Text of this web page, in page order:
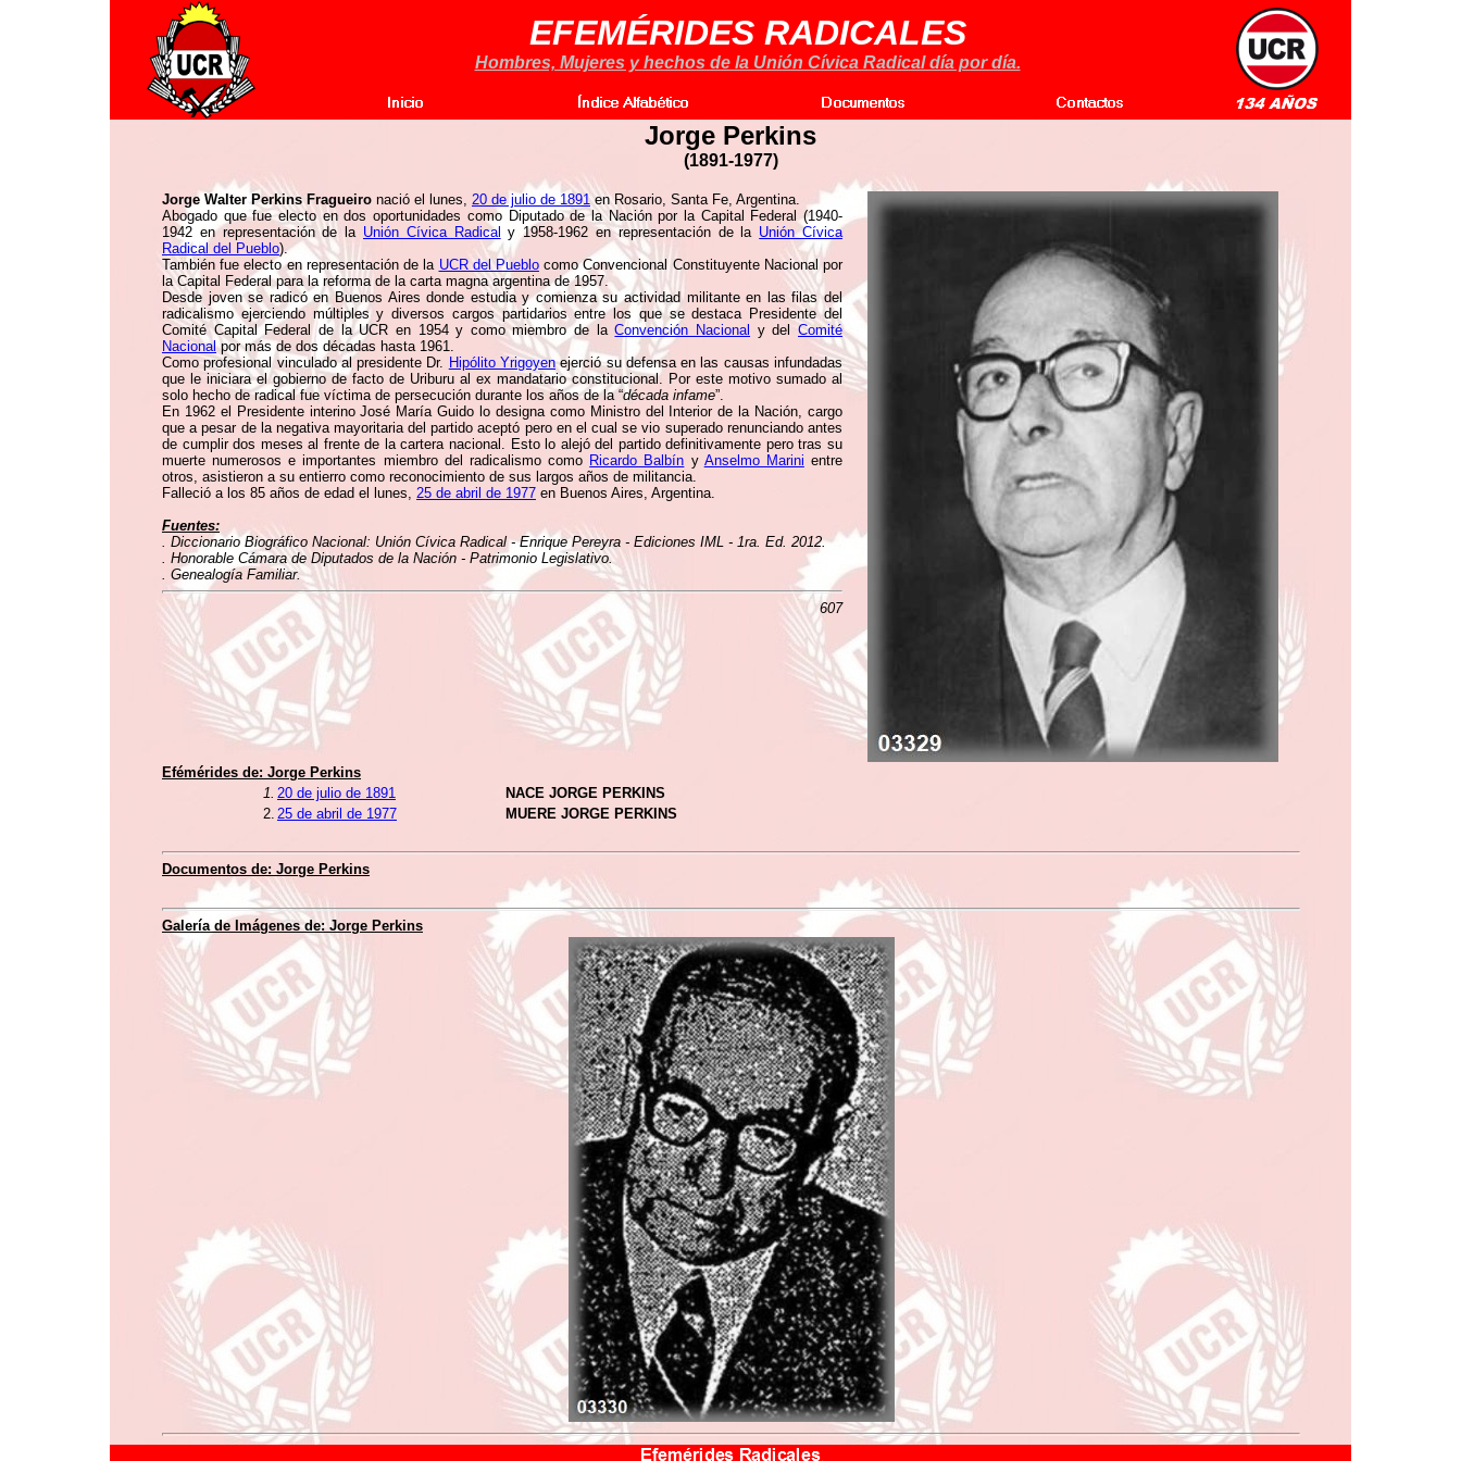
EFEMÉRIDES RADICALES
Hombres, Mujeres y hechos de la Unión Cívica Radical día por día.
Jorge Perkins
(1891-1977)
Jorge Walter Perkins Fragueiro nació el lunes, 20 de julio de 1891en Rosario, Santa Fe, Argentina.
Abogado que fue electo en dos oportunidades como Diputado de la Nación por la Capital Federal (1940-
1942 en representación de la Unión Cívica Radical y 1958-1962 en representación de la Unión Cívica
Radical del Pueblo).
También fue electo en representación de la UCR del Pueblocomo Convencional Constituyente Nacional por
la Capital Federal para la reforma de la carta magna argentina de 1957.
Desde joven se radicó en Buenos Aires donde estudia y comienza su actividad militante en las filas del
radicalismo ejerciendo múltiples y diversos cargos partidarios entre los que se destaca Presidente del
Comité Capital Federal de la UCR en 1954 y como miembro de laConvención Nacional y delComité
Nacionalpor más de dos décadas hasta 1961.
Como profesional vinculado al presidente Dr. Hipólito Yrigoyenejerció su defensa en las causas infundadas
que le iniciara el gobierno de facto de Uriburu al ex mandatario constitucional. Por este motivo sumado al
solo hecho de radical fue víctima de persecución durante los años de la “década infame”.
En 1962 el Presidente interino José María Guido lo designa como Ministro del Interior de la Nación, cargo
que a pesar de la negativa mayoritaria del partido aceptó pero en el cual se vio superado renunciando antes
de cumplir dos meses al frente de la cartera nacional. Esto lo alejó del partido definitivamente pero tras su
muerte numerosos e importantes miembro del radicalismo como Ricardo Balbín y Anselmo Marini entre
otros, asistieron a su entierro como reconocimiento de sus largos años de militancia.
Falleció a los 85 años de edad el lunes, 25 de abril de 1977 en Buenos Aires, Argentina.
Fuentes:
. Diccionario Biográfico Nacional: Unión Cívica Radical - Enrique Pereyra - Ediciones IML - 1ra. Ed. 2012.
. Honorable Cámara de Diputados de la Nación - Patrimonio Legislativo.
. Genealogía Familiar.
607
Efémérides de: Jorge Perkins
1. 20 de julio de 1891
NACE JORGE PERKINS
2. 25 de abril de 1977 MUERE JORGE PERKINS
Documentos de: Jorge Perkins
Galería de Imágenes de: Jorge Perkins